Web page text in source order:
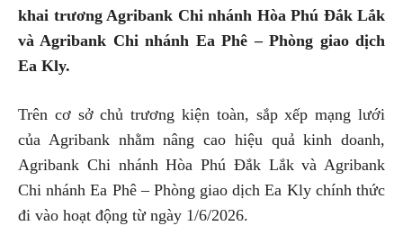
khai trương Agribank Chi nhánh Hòa Phú Đắk Lắk
và Agribank Chi nhánh Ea Phê – Phòng giao dịch
Ea Kly.
Trên cơ sở chủ trương kiện toàn, sắp xếp mạng lưới
của Agribank nhằm nâng cao hiệu quả kinh doanh,
Agribank Chi nhánh Hòa Phú Đắk Lắk và Agribank
Chi nhánh Ea Phê – Phòng giao dịch Ea Kly chính thức
đi vào hoạt động từ ngày 1/6/2026.